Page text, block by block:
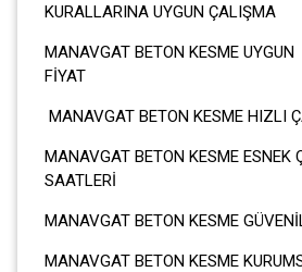
KURALLARINA UYGUN ÇALIŞMA
MANAVGAT BETON KESME UYGUN
MANAVGAT BETON KESME HIZLI
MANAVGAT BETON KESME ESNEK
SAATLERİ
MANAVGAT BETON KESME
MANAVGAT BETON KESME